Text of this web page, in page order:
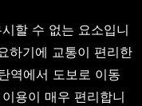
할 수 없는 요소입니
하기에 교통이 편리한
역에서 도보로 이동
용이 매우 편리합니